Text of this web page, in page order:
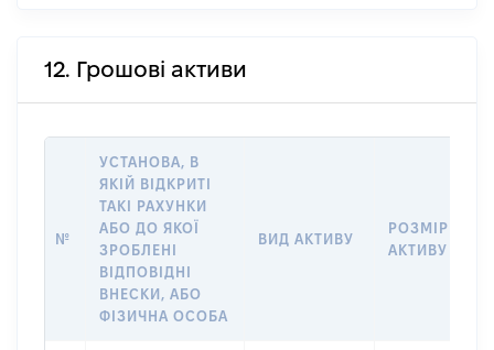
12. Грошові активи
№
УСТАНОВА, В
ЯКІЙ ВІДКРИТІ
ТАКІ РАХУНКИ
АБО ДО ЯКОЇ
ЗРОБЛЕНІ
ВІДПОВІДНІ
ВНЕСКИ, АБО
ФІЗИЧНА ОСОБА
ВИД АКТИВУ
РОЗМІР
АКТИВУ